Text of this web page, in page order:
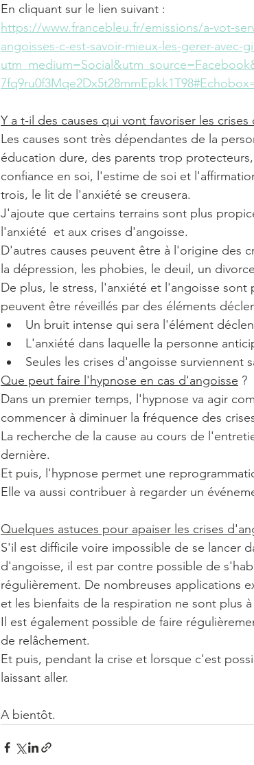
En cliquant sur le lien suivant :
https://www.francebleu.fr/emissions/a-vot-
angoisses-c-est-savoir-mieux-les-gerer-avec-
Y a t-il des causes qui vont favoriser les crises
Les causes sont très dépendantes de la
éducation dure, des parents trop
confiance en soi, l'estime de soi et
trois, le lit de l'anxiété se creusera.
J'ajoute que certains terrains sont plus
l'anxiété  et aux crises d'angoisse.
D'autres causes peuvent être à l'origine des
la dépression, les phobies, le deuil, un
De plus, le stress, l'anxiété et l'angoisse
peuvent être réveillés par des éléments
Un bruit intense qui sera l'élément
L'anxiété dans laquelle la personne
Seules les crises d'angoisse surviennent
Que peut faire l'hypnose en cas d'angoisse ?
Dans un premier temps, l'hypnose va agir
commencer à diminuer la fréquence des
La recherche de la cause au cours de
dernière.
Et puis, l'hypnose permet une
Elle va aussi contribuer à regarder un
Quelques astuces pour apaiser les crises
S'il est difficile voire impossible de se lancer
d'angoisse, il est par contre possible de
régulièrement. De nombreuses applications
et les bienfaits de la respiration ne sont plus
Il est également possible de faire
de relâchement.
Et puis, pendant la crise et lorsque c'est
laissant aller.
A bientôt.